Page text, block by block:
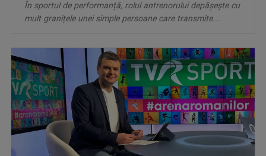
În sportul de performanță, rolul antrenorului depășește cu
mult granițele unei simple persoane care transmite...